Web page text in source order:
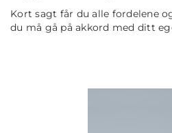
Kort sagt får du alle fordelene
du må gå på akkord med ditt